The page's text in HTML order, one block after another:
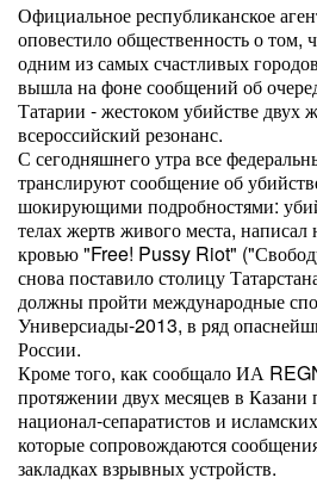
Официальное республиканское
оповестило общественность о том,
одним из самых счастливых
вышла на фоне сообщений об
Татарии - жестоком убийстве
всероссийский резонанс.
С сегодняшнего утра все
транслируют сообщение об
шокирующими подробностями:
телах жертв живого места, написал
кровью "Free! Pussy Riot"
снова поставило столицу
должны пройти международные
Универсиады-2013, в ряд
России.
Кроме того, как сообщало ИА
протяжении двух месяцев в
национал-сепаратистов и
которые сопровождаются
закладках взрывных устройств.